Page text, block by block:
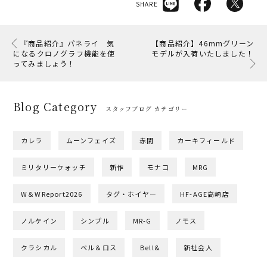
SHARE
『商品紹介』パネライ 気
になるクロノグラフ機能を使
ってみましょう！
【商品紹介】46mmグリーン
モデルが入荷いたしました！
Blog Category スタッフブログ カテゴリー
カレラ ムーンフェイズ 赤間 カーキフィールド
ミリタリーウォッチ 新作 モナコ MRG
W＆WReport2026 タグ・ホイヤー HF-AGE高崎店
ノルケイン シンプル MR-G ノモス
クラシカル ベル＆ロス Bell& 新社会人